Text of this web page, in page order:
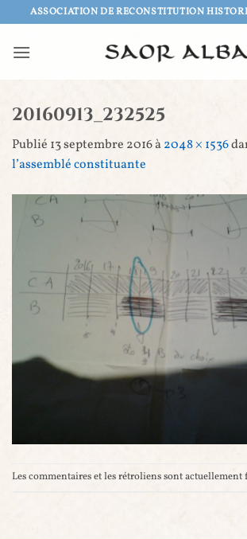
Passer
au
contenu
ASSOCIATION DE RECONSTITUTION
20160913_232525
Publié 13 septembre 2016à2048 × 1536
l’assemblé constituante
Les commentaires et les rétroliens sont actuellement